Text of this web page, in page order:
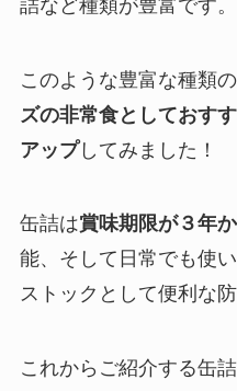
詰など種類が豊富です。
このような豊富な種類
ズの非常食としておす
アップしてみました！
缶詰は賞味期限が３年
能、そして日常でも使
ストックとして便利な
これからご紹介する缶